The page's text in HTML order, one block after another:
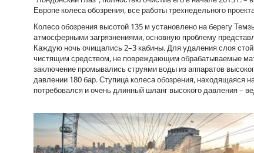
Европе колеса обозрения, все работы трехнедельного
Колесо обозрения высотой 135 м установлено на берегу
атмосферными загрязнениями, основную проблему
Каждую ночь очищались 2–3 кабины. Для удаления слоя
чистящим средством, не повреждающим обрабатываемые
заключение промывались струями воды из аппаратов
давлении 180 бар. Ступица колеса обозрения, находящаяся
потребовался и очень длинный шланг высокого давления –